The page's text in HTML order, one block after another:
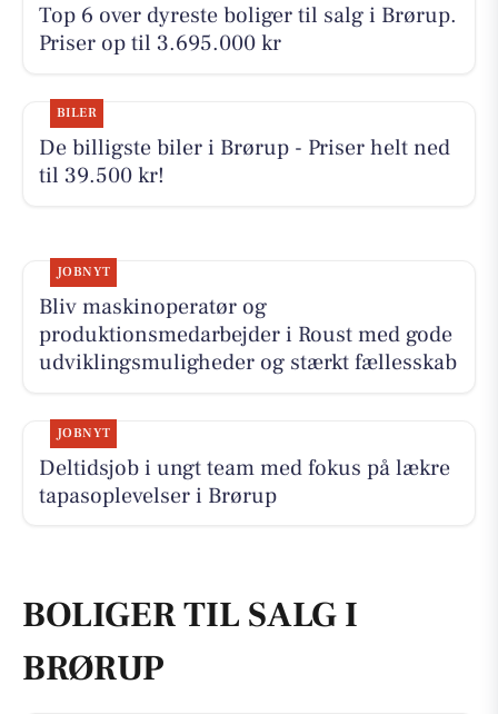
Top 6 over dyreste boliger til salg i Brørup.
Priser op til 3.695.000 kr
BILER
De billigste biler i Brørup - Priser helt ned
til 39.500 kr!
JOBNYT
Bliv maskinoperatør og
produktionsmedarbejder i Roust med gode
udviklingsmuligheder og stærkt fællesskab
JOBNYT
Deltidsjob i ungt team med fokus på lækre
tapasoplevelser i Brørup
BOLIGER TIL SALG I
BRØRUP